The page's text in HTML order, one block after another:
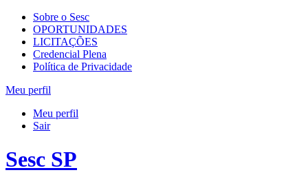
Sobre o Sesc
OPORTUNIDADES
LICITAÇÕES
Credencial Plena
Política de Privacidade
Meu perfil
Meu perfil
Sair
Sesc SP